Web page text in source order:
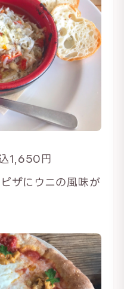
1,650円
ザにウニの風味が